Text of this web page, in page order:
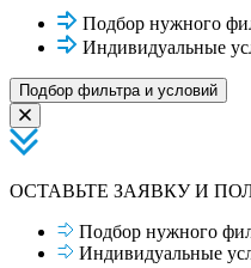
Подбор нужного
Индивидуальные
Подбор фильтра и условий
ОСТАВЬТЕ ЗАЯВКУ И
Подбор нужного
Индивидуальные